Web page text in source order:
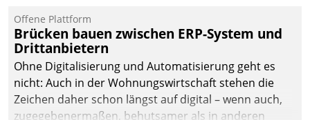
Einsparungen durch optimierte und automatisierte
Prozesse. Doch man darf nicht zu viel erwarten: Allein
mit der Einführung einer neuen Software ist es nicht
getan. Die Digitalisierung erfordert von Unternehmen
die Bereitschaft, sich zu überprüfen, zu hinterfragen
und zu verändern.
Offene Plattform
Brücken bauen zwischen ERP-System und
Drittanbietern
Ohne Digitalisierung und Automatisierung geht es
nicht: Auch in der Wohnungswirtschaft stehen die
Zeichen daher schon längst auf digital – wenn auch,
zugegebenermaßen, behutsamer als in anderen